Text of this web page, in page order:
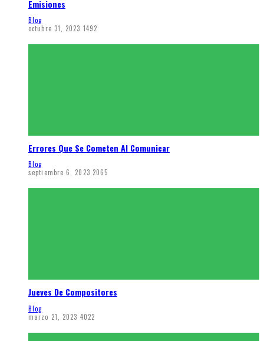
Emisiones
Blog
octubre 31, 2023 1492
Errores Que Se Cometen Al Comunicar
Blog
septiembre 6, 2023 2065
Jueves De Compositores
Blog
marzo 21, 2023 4022